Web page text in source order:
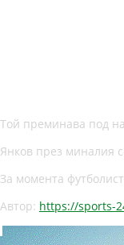
Той преминава под
Янков през миналия
За момента
Автор: https://sports-